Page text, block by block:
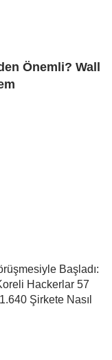
Önemli? Wall
Başladı:
Hackerlar 57
Şirkete Nasıl